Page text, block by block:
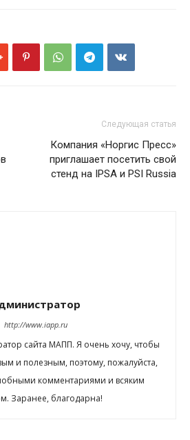
Следующая статья
Компания «Норгис Пресс»
приглашает посетить свой
стенд на IPSA и PSI Russia
http://www.iapp.ru
сайта МАПП. Я очень хочу, чтобы
и полезным, поэтому, пожалуйста,
комментариями и всяким
Заранее, благодарна!